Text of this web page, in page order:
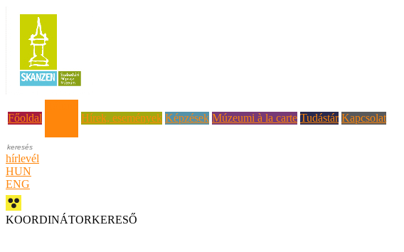
Főoldal
Hírek, események Képzések Múzeumi à la carte Tudástár Kapcsolat
hírlevél
HUN
ENG
KOORDINÁTORKERESŐ